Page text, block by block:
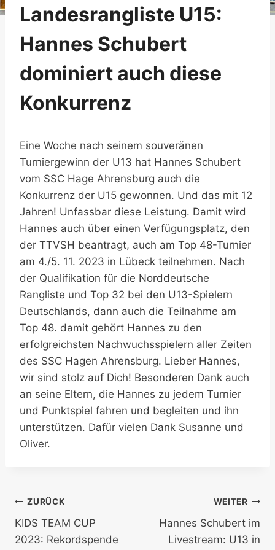
Landesrangliste U15:
Hannes Schubert
dominiert auch diese
Konkurrenz
Eine Woche nach seinem souveränen
Turniergewinn der U13 hat Hannes Schubert
vom SSC Hage Ahrensburg auch die
Konkurrenz der U15 gewonnen. Und das mit 12
Jahren! Unfassbar diese Leistung. Damit wird
Hannes auch über einen Verfügungsplatz, den
der TTVSH beantragt, auch am Top 48-Turnier
am 4./5. 11. 2023 in Lübeck teilnehmen. Nach
der Qualifikation für die Norddeutsche
Rangliste und Top 32 bei den U13-Spielern
Deutschlands, dann auch die Teilnahme am
Top 48. damit gehört Hannes zu den
erfolgreichsten Nachwuchsspielern aller Zeiten
des SSC Hagen Ahrensburg. Lieber Hannes,
wir sind stolz auf Dich! Besonderen Dank auch
an seine Eltern, die Hannes zu jedem Turnier
und Punktspiel fahren und begleiten und ihn
unterstützen. Dafür vielen Dank Susanne und
Oliver.
Beitragsnavigation
ZURÜCK
KIDS TEAM CUP
2023: Rekordspende
WEITER
Hannes Schubert im
Livestream: U13 in